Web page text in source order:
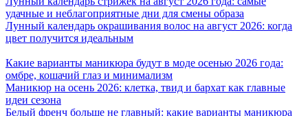
удачные и неблагоприятные дни для смены образа
Лунный календарь окрашивания волос на август 2026: когда
цвет получится идеальным
Какие варианты маникюра будут в моде осенью 2026 года:
омбре, кошачий глаз и минимализм
Маникюр на осень 2026: клетка, твид и бархат как главные
идеи сезона
Белый френч больше не главный: какие варианты маникюра